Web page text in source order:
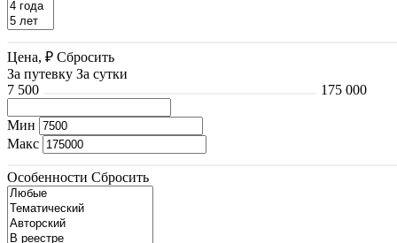
Цена, ₽ Сбросить
За путевку За сутки
7 500
175 000
Мин
Макс
Особенности Сбросить